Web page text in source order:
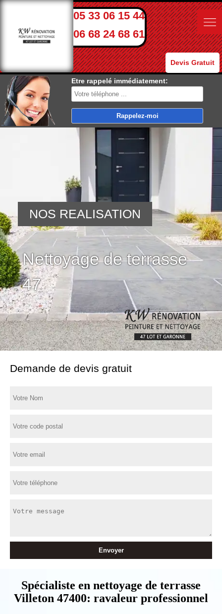
05 33 06 15 44
06 68 24 68 61
Devis Gratuit
Etre rappelé immédiatement:
Nettoyage de terrasse
47
NOS REALISATION
Demande de devis gratuit
Spécialiste en nettoyage de terrasse
Villeton 47400: ravaleur professionnel